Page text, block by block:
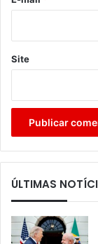
Site
ÚLTIMAS